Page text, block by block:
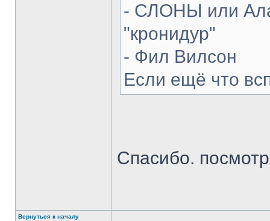
- СЛОНЫ или
"кронидур"
- Фил Вилсон
Если ещё что
Спасибо.
Вернуться к началу